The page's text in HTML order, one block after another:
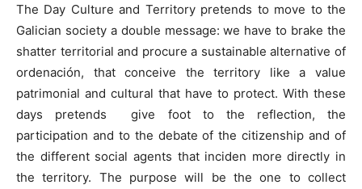
The Day Culture and Territory pretends to move to the
Galician society a double message: we have to brake the
shatter territorial and procure a sustainable alternative of
ordenación, that conceive the territory like a value
patrimonial and cultural that have to protect. With these
days pretends give foot to the reflection, the
participation and to the debate of the citizenship and of
the different social agents that inciden more directly in
the territory. The purpose will be the one to collect